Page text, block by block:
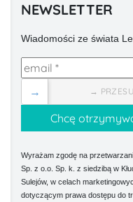
NEWSLETTER
Wiadomości ze świata
→
→
Wyrażam zgodę na
Sp. z o.o. Sp. k. z siedzibą w
Sulejów, w celach
dotyczącym prawa dostępu do